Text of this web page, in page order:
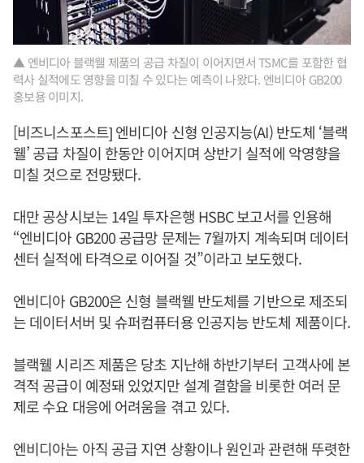
▲ 엔비디아 블랙웰 제품의 공급 차질이 이어지면서 TSMC를 포함한 협
력사 실적에도 영향을 미칠 수 있다는 예측이 나왔다. 엔비디아 GB200
홍보용 이미지.
[비즈니스포스트] 엔비디아 신형 인공지능(AI) 반도체 ‘블랙
웰’ 공급 차질이 한동안 이어지며 상반기 실적에 악영향을
미칠 것으로 전망됐다.
대만 공상시보는 14일 투자은행 HSBC 보고서를 인용해
“엔비디아 GB200 공급망 문제는 7월까지 계속되며 데이터
센터 실적에 타격으로 이어질 것”이라고 보도했다.
엔비디아 GB200은 신형 블랙웰 반도체를 기반으로 제조되
는 데이터서버 및 슈퍼컴퓨터용 인공지능 반도체 제품이다.
블랙웰 시리즈 제품은 당초 지난해 하반기부터 고객사에 본
격적 공급이 예정돼 있었지만 설계 결함을 비롯한 여러 문
제로 수요 대응에 어려움을 겪고 있다.
엔비디아는 아직 공급 지연 상황이나 원인과 관련해 뚜렷한